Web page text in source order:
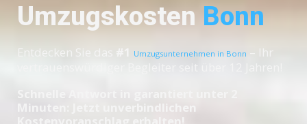
UmzugskostenBonn
Entdecken Sie das #1 Umzugsunternehmen in Bonn
– Ihr
vertrauenswürdiger Begleiter seit über 12 Jahren!
Minuten: Jetzt unverbindlichen